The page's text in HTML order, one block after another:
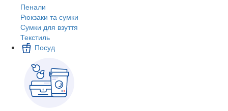
Пенали
Рюкзаки та сумки
Сумки для взуття
Текстиль
Посуд